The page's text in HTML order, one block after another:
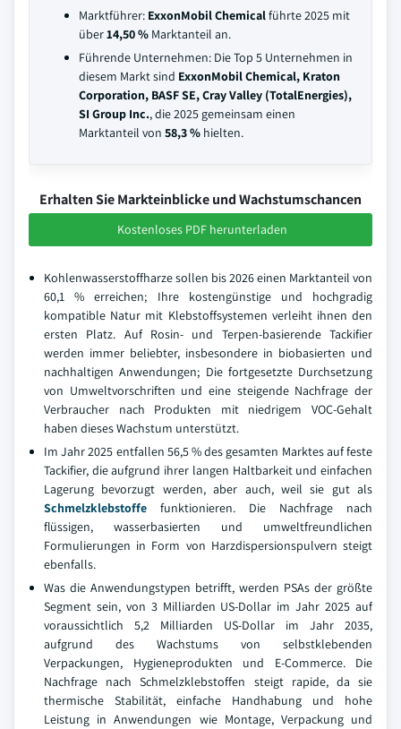
Marktführer: ExxonMobil Chemicalführte 2025 mit
über14,50 % Marktanteil an.
Führende Unternehmen: Die Top 5 Unternehmen in
diesem Markt sind ExxonMobil Chemical, Kraton
Corporation, BASF SE, Cray Valley (TotalEnergies),
SI Group Inc., die 2025 gemeinsam einen
Marktanteil von 58,3 % hielten.
Erhalten Sie Markteinblicke und Wachstumschancen
Kostenloses PDF herunterladen
Kohlenwasserstoffharze sollen bis 2026 einen Marktanteil von
60,1 % erreichen; Ihre kostengünstige und hochgradig
kompatible Natur mit Klebstoffsystemen verleiht ihnen den
ersten Platz. Auf Rosin- und Terpen-basierende Tackifier
werden immer beliebter, insbesondere in biobasierten und
nachhaltigen Anwendungen; Die fortgesetzte Durchsetzung
von Umweltvorschriften und eine steigende Nachfrage der
Verbraucher nach Produkten mit niedrigem VOC-Gehalt
haben dieses Wachstum unterstützt.
Im Jahr 2025 entfallen 56,5 % des gesamten Marktes auf feste
Tackifier, die aufgrund ihrer langen Haltbarkeit und einfachen
Lagerung bevorzugt werden, aber auch, weil sie gut als
Schmelzklebstoffe funktionieren. Die Nachfrage nach
flüssigen, wasserbasierten und umweltfreundlichen
Formulierungen in Form von Harzdispersionspulvern steigt
ebenfalls.
Was die Anwendungstypen betrifft, werden PSAs der größte
Segment sein, von 3 Milliarden US-Dollar im Jahr 2025 auf
voraussichtlich 5,2 Milliarden US-Dollar im Jahr 2035,
aufgrund des Wachstums von selbstklebenden
Verpackungen, Hygieneprodukten und E-Commerce. Die
Nachfrage nach Schmelzklebstoffen steigt rapide, da sie
thermische Stabilität, einfache Handhabung und hohe
Leistung in Anwendungen wie Montage, Verpackung und